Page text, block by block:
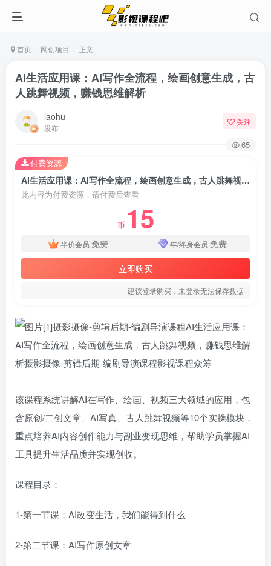
首页 网创项目 正文
AI生活应用课：AI写作全流程，绘画创意生成，古
人跳舞视频，赚钱思维解析
laohu
发布
关注
65
AI生活应用课：AI写作全流程，绘画创意生成，古人跳舞视频，赚钱思维解析
此内容为付费资源，请付费后查看
币 15
半价会员 免费 年/终身会员 免费
立即购买
建议登录购买，未登录无法保存数据
付费资源
该课程系统讲解AI在写作、绘画、视频三大领域的应用，包
含原创/二创文章、AI写真、古人跳舞视频等10个实操模块，
重点培养AI内容创作能力与副业变现思维，帮助学员掌握AI
工具提升生活品质并实现创收。
课程目录：
1-第一节课：AI改变生活，我们能得到什么
2-第二节课：AI写作原创文章